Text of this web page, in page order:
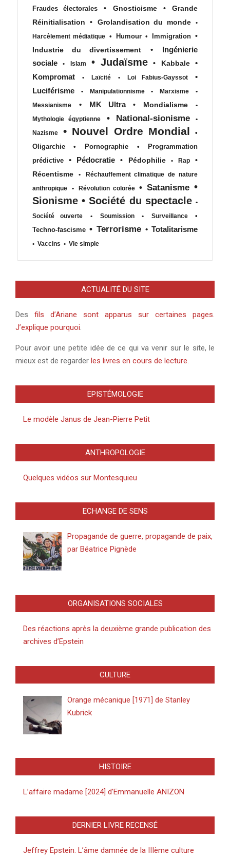
Fraudes électorales
• Gnosticisme •
Grande
Réinitialisation
• Grolandisation du monde
•
Harcèlement médiatique • Humour • Immigration •
Industrie du divertissement
•
Ingénierie
sociale
• Islam • Judaïsme • Kabbale
•
Kompromat
• Laïcité • Loi Fabius-Gayssot
•
Luciférisme
• Manipulationnisme • Marxisme
•
Messianisme
• MK Ultra • Mondialisme
•
Mythologie égyptienne
• National-sionisme
•
Nazisme
• Nouvel Ordre Mondial
•
Oligarchie
• Pornographie •
Programmation
prédictive
• Pédocratie • Pédophilie • Rap
•
Récentisme
•
Réchauffement climatique de nature
anthropique
• Révolution colorée • Satanisme •
Sionisme • Société du spectacle •
Société ouverte
• Soumission • Surveillance
•
Techno-fascisme • Terrorisme • Totalitarisme
• Vaccins • Vie simple
ACTUALITÉ DU SITE
Des fils d’Ariane sont apparus sur certaines pages.
J’explique pourquoi.
Pour avoir une petite idée de ce qui va venir sur le site, le
mieux est de regarder les livres en cours de lecture.
EPISTÉMOLOGIE
Le modèle Janus de Jean-Pierre Petit
ANTHROPOLOGIE
Quelques vidéos sur Montesquieu
ECHANGE DE SENS
Propagande de guerre, propagande de paix,
par Béatrice Pignède
ORGANISATIONS SOCIALES
Des réactions après la deuxième grande publication des
archives d’Epstein
CULTURE
Orange mécanique [1971] de Stanley
Kubrick
HISTOIRE
L’affaire madame [2024] d’Emmanuelle ANIZON
DERNIER LIVRE RECENSÉ
Jeffrey Epstein. L’âme damnée de la IIIème culture